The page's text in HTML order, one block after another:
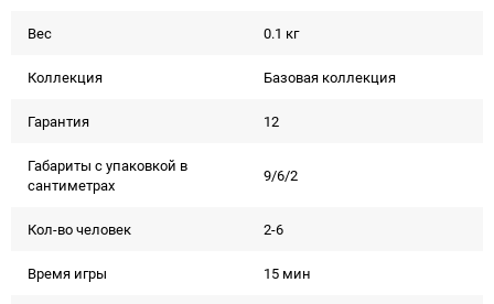
Вес 0.1 кг
Коллекция Базовая коллекция
Гарантия 12
Габариты с упаковкой в
сантиметрах
9/6/2
Кол-во человек 2-6
Время игры 15 мин